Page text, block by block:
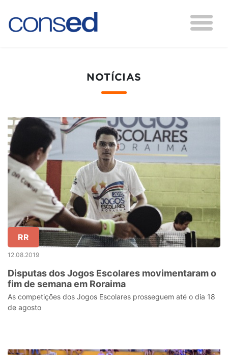
NOTÍCIAS
RR
12.08.2019
Disputas dos Jogos Escolares movimentaram o
fim de semana em Roraima
As competições dos Jogos Escolares prosseguem até o dia 18
de agosto